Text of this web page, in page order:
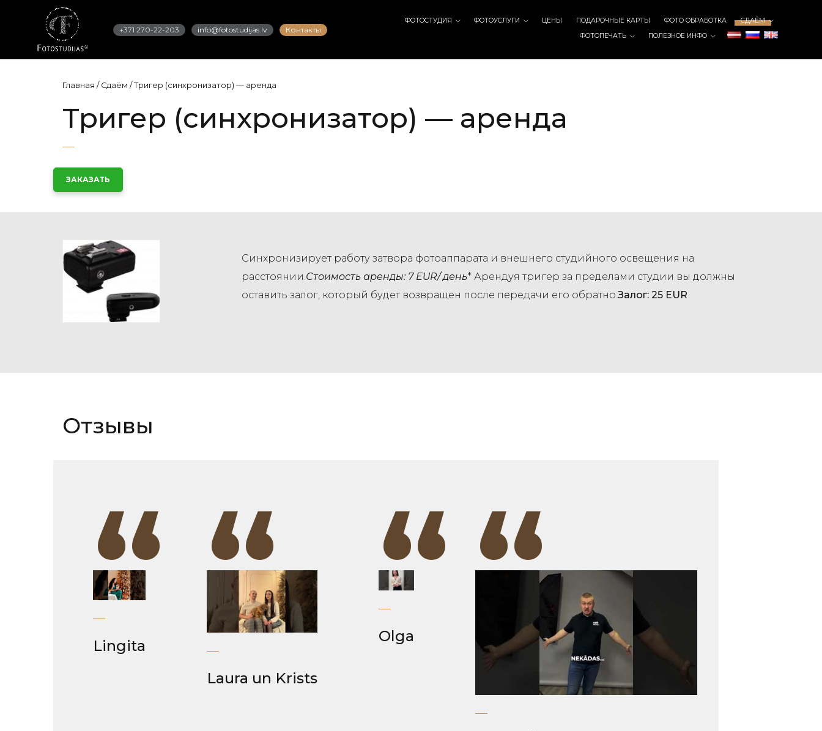
+371 270-22-203 info@fotostudijas.lv Контакты
ФОТОСТУДИЯ ФОТОУСЛУГИ ЦЕНЫ ПОДАРОЧНЫЕ КАРТЫ ФОТО ОБРАБОТКА
СДАЁМ
ФОТОПЕЧАТЬ
ПОЛЕЗНОЕ ИНФО
Главная / Сдаём / Тригер (синхронизатор) — аренда
Тригер (синхронизатор) — аренда
ЗАКАЗАТЬ
Синхронизирует работу затвора фотоаппарата и внешнего студийного освещения на
расстоянии.Стоимость аренды: 7 EUR/день* Арендуя тригер за пределами студии вы должны
оставить залог, который будет возвращен после передачи его обратно.Залог: 25 EUR
Отзывы
“
Lingita “
Laura un Krists
“
Olga “